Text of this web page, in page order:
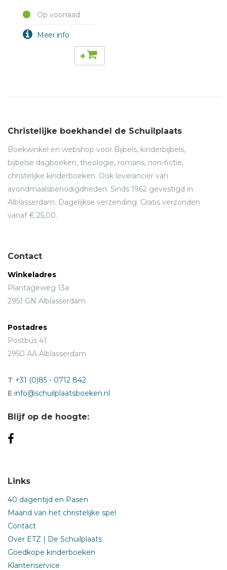
Op voorraad
+
Christelijke boekhandel de Schuilplaats
Boekwinkel en webshop voor Bijbels, kinderbijbels,
bijbelse dagboeken, theologie, romans, non-fictie,
christelijke kinderboeken. Ook leverancier van
avondmaalsbenodigdheden. Sinds 1962 gevestigd in
Alblasserdam. Dagelijkse verzending. Gratis verzonden
vanaf € 25,00.
Contact
Winkeladres
Plantageweg 13a
2951 GN Alblasserdam
Postadres
Postbus 41
2950 AA Alblasserdam
T +31 (0)85 - 0712 842
E info@schuilplaatsboeken.nl
Blijf op de hoogte:
Links
40 dagentijd en Pasen
Maand van het christelijke spel
Contact
Over ETZ | De Schuilplaats
Goedkope kinderboeken
Klantenservice